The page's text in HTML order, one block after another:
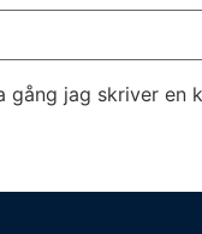
jag skriver en